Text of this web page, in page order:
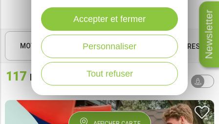
Newsletter
Nautisme
Pêcher
Pour le fun
MOTS CLÉS FILTRES
117 résultats
Tri par
défaut
AUTOUR
DE MOI
Tout refuser
Personnaliser
Accepter et fermer